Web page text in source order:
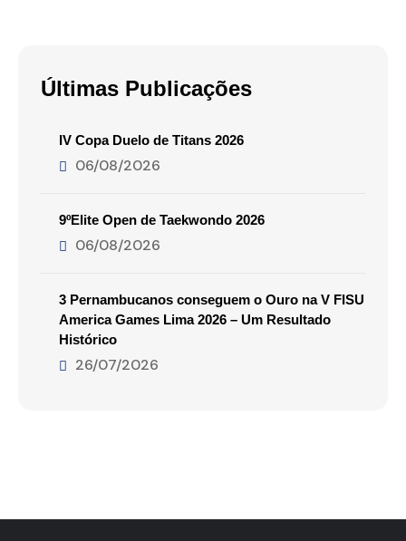
Últimas Publicações
IV Copa Duelo de Titans 2026
06/08/2026
9ºElite Open de Taekwondo 2026
06/08/2026
3 Pernambucanos conseguem o Ouro na V FISU
America Games Lima 2026 – Um Resultado
Histórico
26/07/2026